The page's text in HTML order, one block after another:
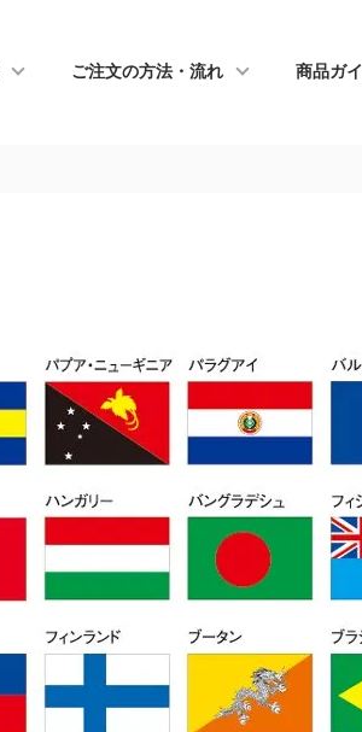
ご注文の方法・流れ 商品ガ